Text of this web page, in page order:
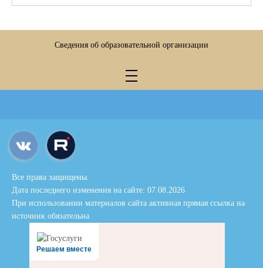
Сведения об образовательной организации
Все права защищены.
Дата последнего изменения на сайте: 07.08.2026
При использовании материалов сайта активная прямая ссылка на
источник обязательна
Решаем вместе